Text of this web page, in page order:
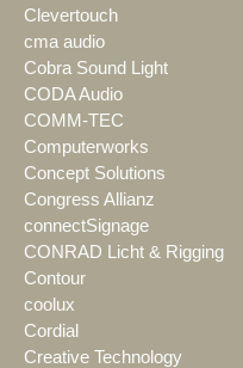
Clevertouch
cma audio
Cobra Sound Light
CODA Audio
COMM-TEC
Computerworks
Concept Solutions
Congress Allianz
connectSignage
CONRAD Licht & Rigging
Contour
coolux
Cordial
Creative Technology